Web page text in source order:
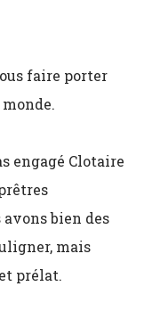
faire porter
engagé Clotaire
bien des
mais
prélat.